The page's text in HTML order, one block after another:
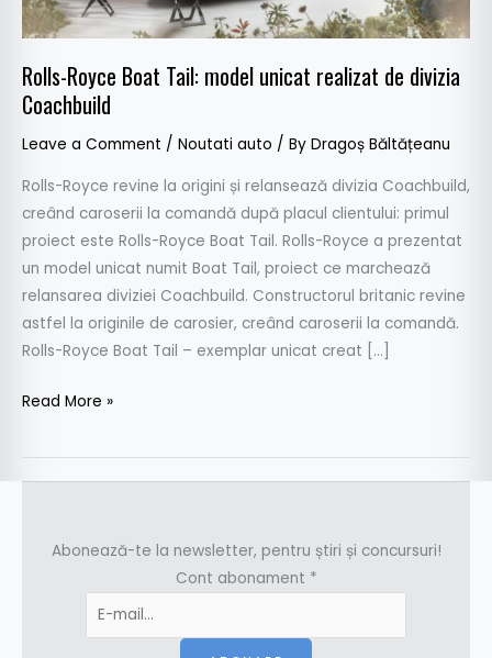
Rolls-Royce Boat Tail: model unicat realizat de divizia
Coachbuild
Leave a Comment / Noutati auto / By Dragoș Băltățeanu
Rolls-Royce revine la origini și relansează divizia Coachbuild,
creând caroserii la comandă după placul clientului: primul
proiect este Rolls-Royce Boat Tail. Rolls-Royce a prezentat
un model unicat numit Boat Tail, proiect ce marchează
relansarea diviziei Coachbuild. Constructorul britanic revine
astfel la originile de carosier, creând caroserii la comandă.
Rolls-Royce Boat Tail – exemplar unicat creat […]
de
divizia
Coachbuild
Read More »
Abonează-te la newsletter, pentru știri și concursuri!
Cont abonament *